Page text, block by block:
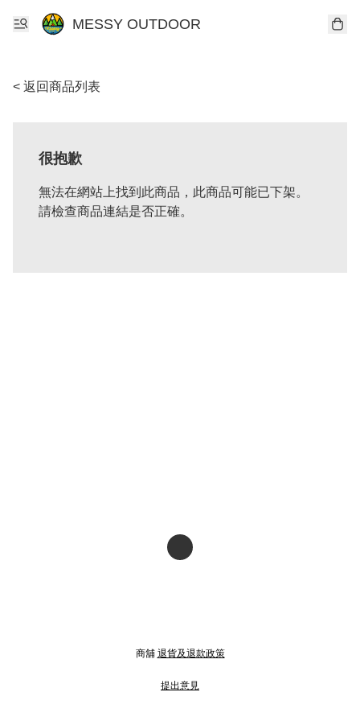
MESSY OUTDOOR
< 返回商品列表
很抱歉
無法在網站上找到此商品，此商品可能已下架。
請檢查商品連結是否正確。
商舖 退貨及退款政策
提出意見